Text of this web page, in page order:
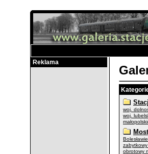
Reklama
woj.
woj.
obrotowy